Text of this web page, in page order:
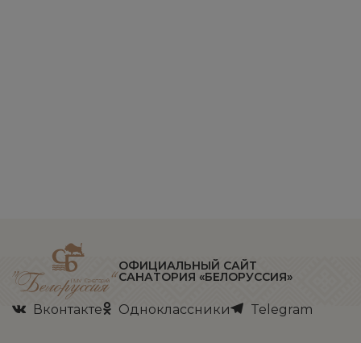
ОФИЦИАЛЬНЫЙ САЙТ
САНАТОРИЯ «БЕЛОРУССИЯ»
Вконтакте Одноклассники Telegram